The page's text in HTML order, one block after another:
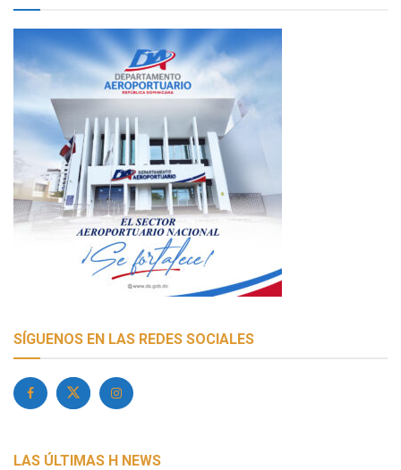
SÍGUENOS EN LAS REDES SOCIALES
LAS ÚLTIMAS H NEWS